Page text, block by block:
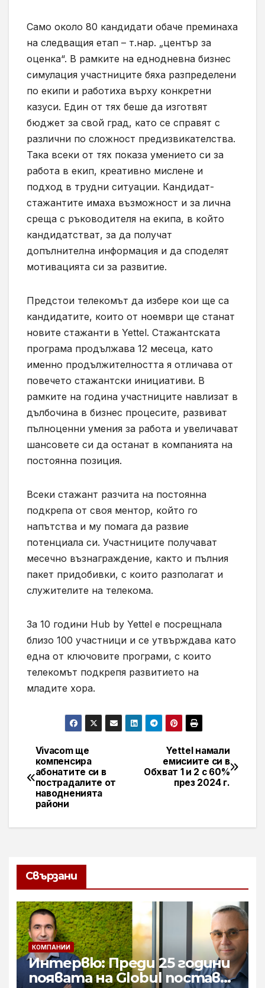
Само около 80 кандидати обаче преминаха
на следващия етап – т.нар. „център за
оценка“. В рамките на еднодневна бизнес
симулация участниците бяха разпределени
по екипи и работиха върху конкретни
казуси. Един от тях беше да изготвят
бюджет за свой град, като се справят с
различни по сложност предизвикателства.
Така всеки от тях показа умението си за
работа в екип, креативно мислене и
подход в трудни ситуации. Кандидат-
стажантите имаха възможност и за лична
среща с ръководителя на екипа, в който
кандидатстват, за да получат
допълнителна информация и да споделят
мотивацията си за развитие.
Предстои телекомът да избере кои ще са
кандидатите, които от ноември ще станат
новите стажанти в Yettel. Стажантската
програма продължава 12 месеца, като
именно продължителността я отличава от
повечето стажантски инициативи. В
рамките на година участниците навлизат в
дълбочина в бизнес процесите, развиват
пълноценни умения за работа и увеличават
шансовете си да останат в компанията на
постоянна позиция.
Всеки стажант разчита на постоянна
подкрепа от своя ментор, който го
напътства и му помага да развие
потенциала си. Участниците получават
месечно възнаграждение, както и пълния
пакет придобивки, с които разполагат и
служителите на телекома.
За 10 години Hub by Yettel е посрещнала
близо 100 участници и се утвърждава като
една от ключовите програми, с които
телекомът подкрепя развитието на
младите хора.
Навигация
Yettel намали
емисиите си в
Обхват 1 и 2 с 60%
през 2024 г.
Vivacom ще
компенсира
абонатите си в
пострадалите от
наводненията
райони
Свързани
КОМПАНИИ
Интервю: Преди 25 години
появата на Globul постави